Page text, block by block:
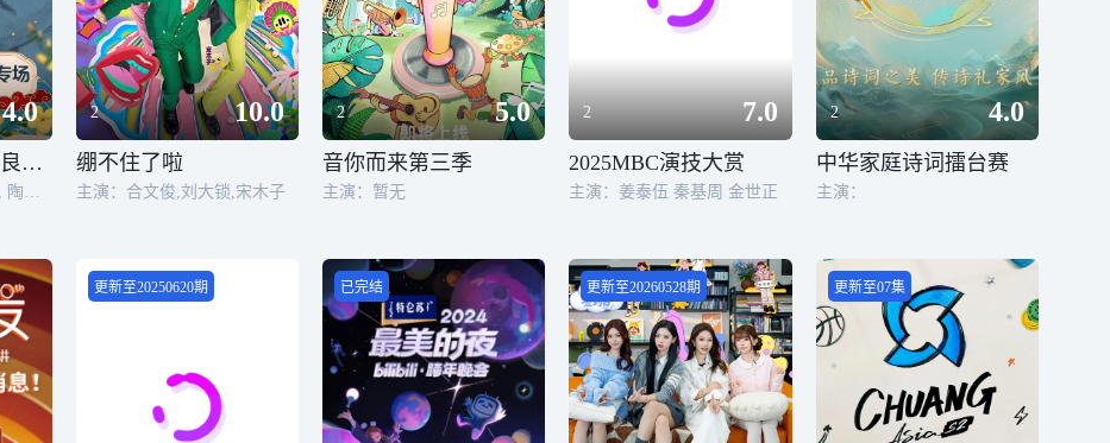
4.0
德云社孟鹤堂周九良相声专场青岛站2024
主演：孟鹤堂 , 周九良 , 陶云圣 , 倪九涛 , 李鹤彪 , 彭龙海 , 李云天 , 史爱东
2 10.0
绷不住了啦
主演：合文俊,刘大锁,宋木子
2 5.0
音你而来第三季
主演：暂无
2 7.0
2025MBC演技大赏
主演：姜泰伍 秦基周 金世正
2 4.0
中华家庭诗词擂台赛
主演：
更新至20250620期 已完结 更新至20260528期 更新至07集